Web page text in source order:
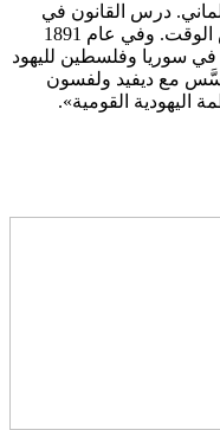
درس القانون في
جامعة شتوتجارت وعمل بالمحاماة بعض الوقت. وفي عام 1891
سوريا وفلسطين لليهود
مع ديفيد ولفسون
القومية».